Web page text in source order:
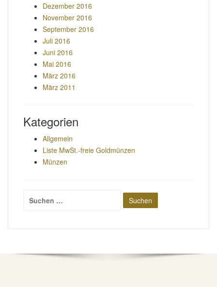
Dezember 2016
November 2016
September 2016
Juli 2016
Juni 2016
Mai 2016
März 2016
März 2011
Kategorien
Allgemein
Liste MwSt.-freie Goldmünzen
Münzen
nach: